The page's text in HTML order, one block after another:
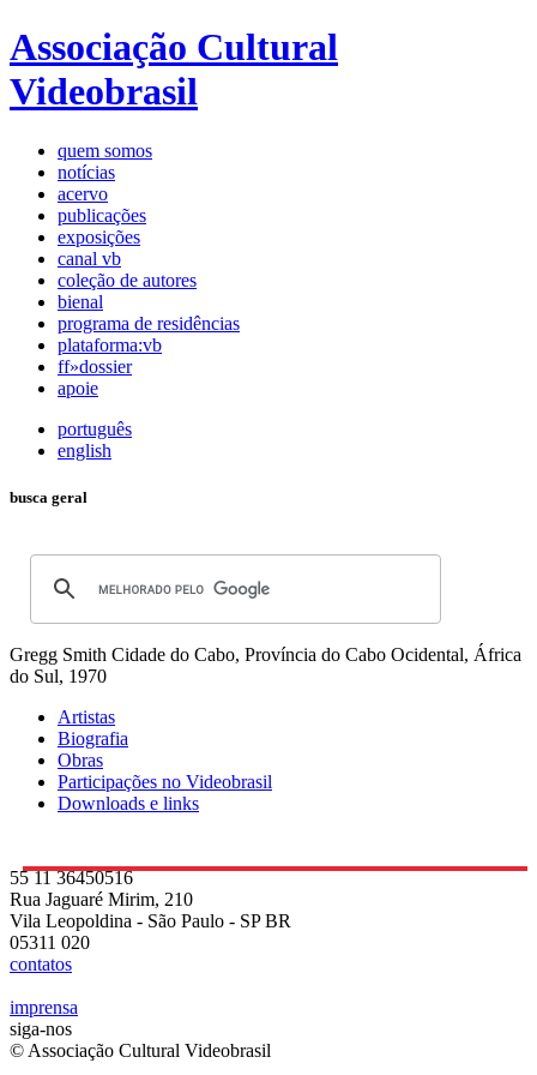
Associação Cultural
Videobrasil
quem somos
notícias
acervo
publicações
exposições
canal vb
coleção de autores
bienal
programa de residências
plataforma:vb
ff»dossier
apoie
português
english
busca geral
Gregg Smith Cidade do Cabo, Província do Cabo Ocidental, África
do Sul, 1970
Artistas
Biografia
Obras
Participações no Videobrasil
Downloads e links
55 11 36450516
Rua Jaguaré Mirim, 210
Vila Leopoldina - São Paulo - SP BR
05311 020
contatos
imprensa
siga-nos
© Associação Cultural Videobrasil